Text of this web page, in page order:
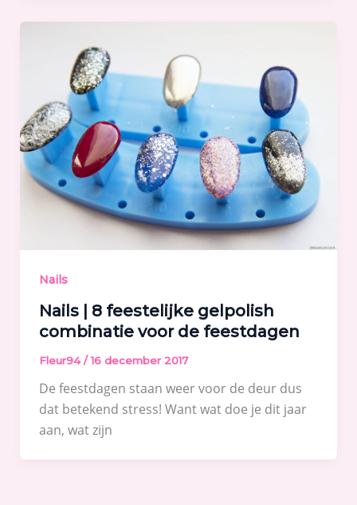
Nails
Nails | 8 feestelijke gelpolish
combinatie voor de feestdagen
Fleur94/16 december 2017
De feestdagen staan weer voor de deur dus
dat betekend stress! Want wat doe je dit jaar
aan, wat zijn